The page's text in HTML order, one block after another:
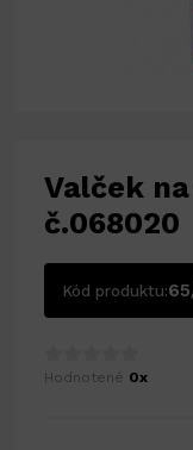
Valček
č.068020
Kód produktu:
Hodnotené 0x